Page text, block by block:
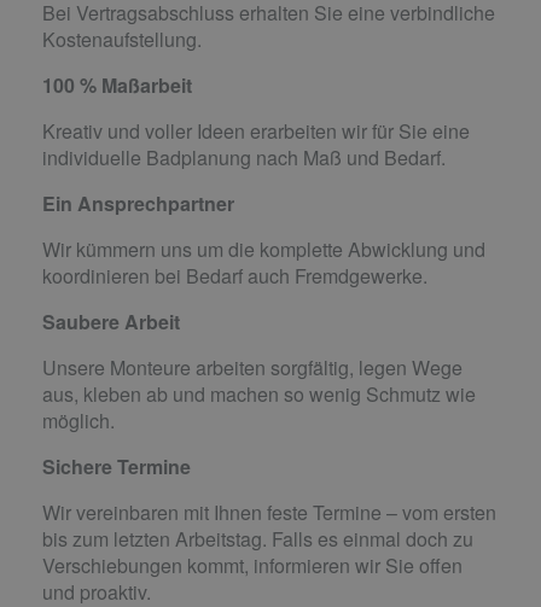
Bei Vertragsabschluss erhalten Sie eine verbindliche
Kostenaufstellung.
100 % Maßarbeit
Kreativ und voller Ideen erarbeiten wir für Sie eine
individuelle Badplanung nach Maß und Bedarf.
Ein Ansprechpartner
Wir kümmern uns um die komplette Abwicklung und
koordinieren bei Bedarf auch Fremdgewerke.
Saubere Arbeit
Unsere Monteure arbeiten sorgfältig, legen Wege
aus, kleben ab und machen so wenig Schmutz wie
möglich.
Sichere Termine
Wir vereinbaren mit Ihnen feste Termine ­– vom ersten
bis zum letzten Arbeitstag. Falls es einmal doch zu
Verschiebungen kommt, informieren wir Sie offen
und proaktiv.